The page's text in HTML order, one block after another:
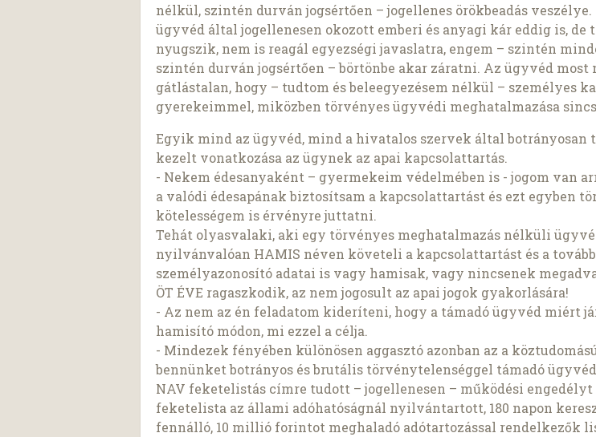
nélkül, szintén durván jogsértően – jogellenes örökbeadás veszélye.
ügyvéd által jogellenesen okozott emberi és anyagi kár eddig is, de
nyugszik, nem is reagál egyezségi javaslatra, engem – szintén
szintén durván jogsértően – börtönbe akar záratni. Az ügyvéd most
gátlástalan, hogy – tudtom és beleegyezésem nélkül – személyes
gyerekeimmel, miközben törvényes ügyvédi meghatalmazása
Egyik mind az ügyvéd, mind a hivatalos szervek által botrányosan
kezelt vonatkozása az ügynek az apai kapcsolattartás.
- Nekem édesanyaként – gyermekeim védelmében is - jogom van
a valódi édesapának biztosítsam a kapcsolattartást és ezt egyben
kötelességem is érvényre juttatni.
Tehát olyasvalaki, aki egy törvényes meghatalmazás nélküli
nyilvánvalóan HAMIS néven követeli a kapcsolattartást és a
személyazonosító adatai is vagy hamisak, vagy nincsenek
ÖT ÉVE ragaszkodik, az nem jogosult az apai jogok gyakorlására!
- Az nem az én feladatom kideríteni, hogy a támadó ügyvéd miért
hamisító módon, mi ezzel a célja.
- Mindezek fényében különösen aggasztó azonban az a
bennünket botrányos és brutális törvénytelenséggel támadó
NAV feketelistás címre tudott – jogellenesen – működési engedélyt
feketelista az állami adóhatóságnál nyilvántartott, 180 napon
fennálló, 10 millió forintot meghaladó adótartozással rendelkezők